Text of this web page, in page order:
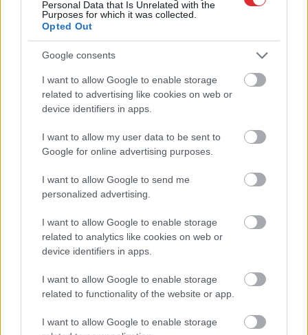
Personal Data that Is Unrelated with the
Purposes for which it was collected.
Opted Out
Google consents
I want to allow Google to enable storage
related to advertising like cookies on web or
device identifiers in apps.
I want to allow my user data to be sent to
Google for online advertising purposes.
I want to allow Google to send me
personalized advertising.
I want to allow Google to enable storage
related to analytics like cookies on web or
device identifiers in apps.
I want to allow Google to enable storage
related to functionality of the website or app.
I want to allow Google to enable storage
2018.gadā cilvēce klusi
pārkāpa šo robežu –
pasaule vairs nekad nebūs
tāda, kāda bija pirms tam
Atcelt Ziņot